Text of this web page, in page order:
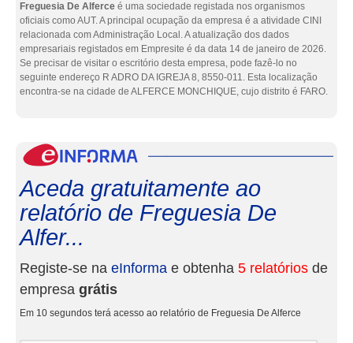
Freguesia De Alferce é uma sociedade registada nos organismos
oficiais como AUT. A principal ocupação da empresa é a atividade CINI
relacionada com Administração Local. A atualização dos dados
empresariais registados em Empresite é da data 14 de janeiro de 2026.
Se precisar de visitar o escritório desta empresa, pode fazê-lo no
seguinte endereço R ADRO DA IGREJA 8, 8550-011. Esta localização
encontra-se na cidade de ALFERCE MONCHIQUE, cujo distrito é FARO.
Aceda gratuitamente ao
relatório de Freguesia De
Alfer...
Registe-se na eInforma e obtenha 5 relatórios de
empresa grátis
Em 10 segundos terá acesso ao relatório de Freguesia De Alferce